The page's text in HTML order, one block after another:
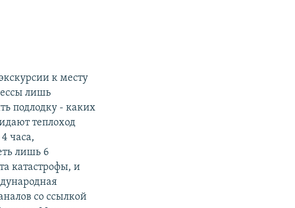
к месту
лишь
подлодку - каких
теплоход
часа,
лишь 6
катастрофы, и
со ссылкой